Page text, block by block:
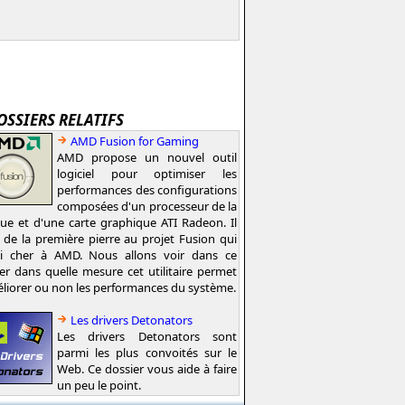
RELATIFS
AMD Fusion for Gaming
AMD propose un nouvel outil
logiciel pour optimiser les
performances des configurations
composées d'un processeur de la
et d'une carte graphique ATI Radeon. Il
de la première pierre au projet Fusion qui
cher à AMD. Nous allons voir dans ce
dans quelle mesure cet utilitaire permet
ou non les performances du système.
Les drivers Detonators
Les drivers Detonators sont
parmi les plus convoités sur le
Web. Ce dossier vous aide à faire
un peu le point.